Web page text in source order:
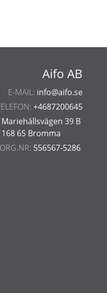
Aifo AB
E-MAIL: info@aifo.se
+4687200645
Mariehällsvägen 39 B
168 65 Bromma
ORG.NR: 556567-5286